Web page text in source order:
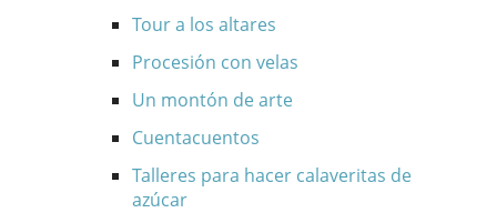
Tour a los altares
Procesión con velas
Un montón de arte
Cuentacuentos
Talleres para hacer calaveritas de
azúcar